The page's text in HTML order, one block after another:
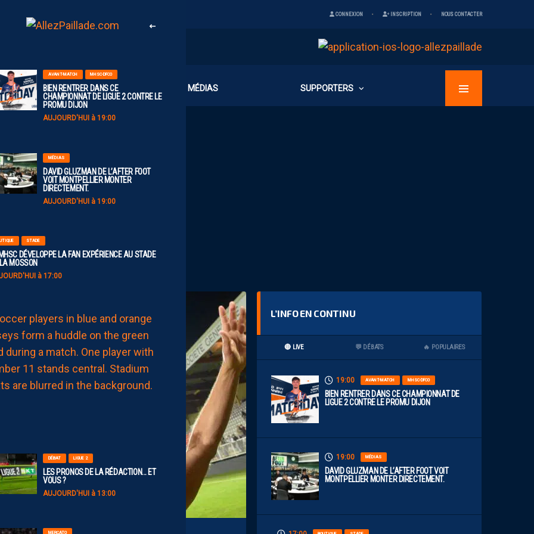
CONNEXION INSCRIPTION NOUS CONTACTER
CLUB MÉDIAS SUPPORTERS
AVANT-MATCH MHSC-DFCO
BIEN RENTRER DANS CE
CHAMPIONNAT DE LIGUE 2 CONTRE LE
PROMU DIJON
AUJOURD'HUI à 19:00
MÉDIAS
DAVID GLUZMAN DE L’AFTER FOOT
VOIT MONTPELLIER MONTER
DIRECTEMENT.
AUJOURD'HUI à 19:00
STADE
DÉVELOPPE LA FAN EXPÉRIENCE AU STADE
MOSSON
à 17:00
NOUVEAUX
NUMÉROS
PAILLADINS
AUJOURD'HUI
DÉBAT LIGUE 2
LES PRONOS DE LA RÉDACTION… ET
VOUS ?
AUJOURD'HUI à 13:00
MERCATO
L’INFO EN CONTINU
🔴 LIVE 💬 DÉBATS 🔥 POPULAIRES
19:00 AVANT-MATCH MHSC-DFCO
BIEN RENTRER DANS CE CHAMPIONNAT DE
LIGUE 2 CONTRE LE PROMU DIJON
19:00 MÉDIAS
DAVID GLUZMAN DE L’AFTER FOOT VOIT
MONTPELLIER MONTER DIRECTEMENT.